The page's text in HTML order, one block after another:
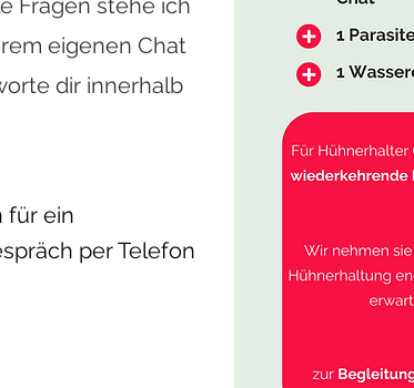
der Terminbuchung einen Link mit den
du alle deine Fragen stellen, die wir
benötige ich zur Teilnahme?
einen Laptop, Handy oder Tablet um
Link, den du einfach anklicken kannst
Sprechstundenraum.
Fragen stehe ich
eigenen Chat
dir innerhalb
für ein
per Telefon